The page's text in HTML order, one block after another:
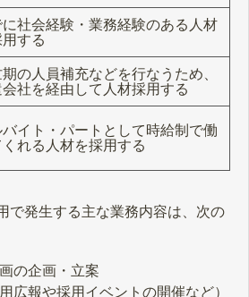
社会経験・業務経験のある人材
用する
の人員補充などを行なうため、
社を経由して人材採用する
バイト・パートとして時給制で働
くれる人材を採用する
で発生する主な業務内容は、次の
の企画・立案
広報や採用イベントの開催など）